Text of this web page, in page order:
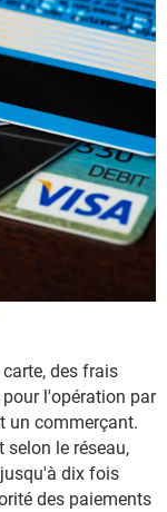
des frais
l'opération par
un commerçant.
le réseau,
dix fois
des paiements